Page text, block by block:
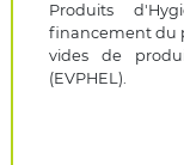
Produits
financement du
vides de
(EVPHEL).